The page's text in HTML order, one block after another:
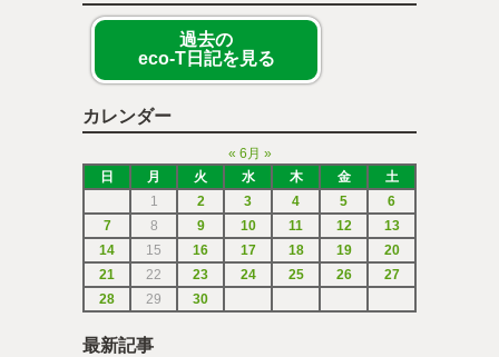
過去の
eco-T日記を見る
カレンダー
« 6月 »
日
月 火 水 木 金
土
1
2 3 4 5
6
7
8 9 10 11 12
13
14
15 16 17 18 19
20
21
22 23 24 25 26
27
28
29 30
最新記事